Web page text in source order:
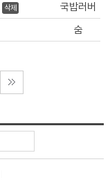
삭제
국밥러버
숨